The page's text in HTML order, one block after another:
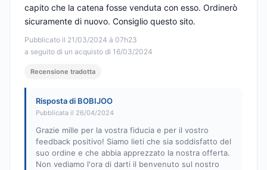
Pubblicato il 21/03/2024 à 07h23
a seguito di un acquisto di 16/03/2024
capito che la catena fosse venduta con esso. Ordinerò
sicuramente di nuovo. Consiglio questo sito.
Recensione tradotta
Risposta di BOBIJOO
Pubblicata il 26/04/2024
Grazie mille per la vostra fiducia e per il vostro
feedback positivo! Siamo lieti che sia soddisfatto del
suo ordine e che abbia apprezzato la nostra offerta.
Non vediamo l'ora di darti il benvenuto sul nostro